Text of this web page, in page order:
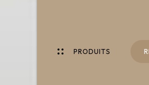
PRODUITS
R